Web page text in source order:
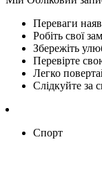
Переваги
Робіть свої
Збережіть
Перевірте
Легко
Слідкуйте за
Спорт